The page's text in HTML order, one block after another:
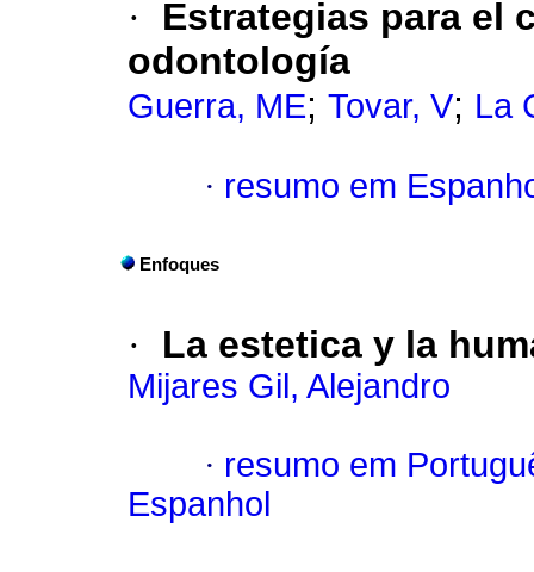
·
Estrategias para el
odontología
Guerra, ME; Tovar, V; La
· resumo em
Enfoques
· La estetica y la
Mijares Gil, Alejandro
· resumo em
Espanhol